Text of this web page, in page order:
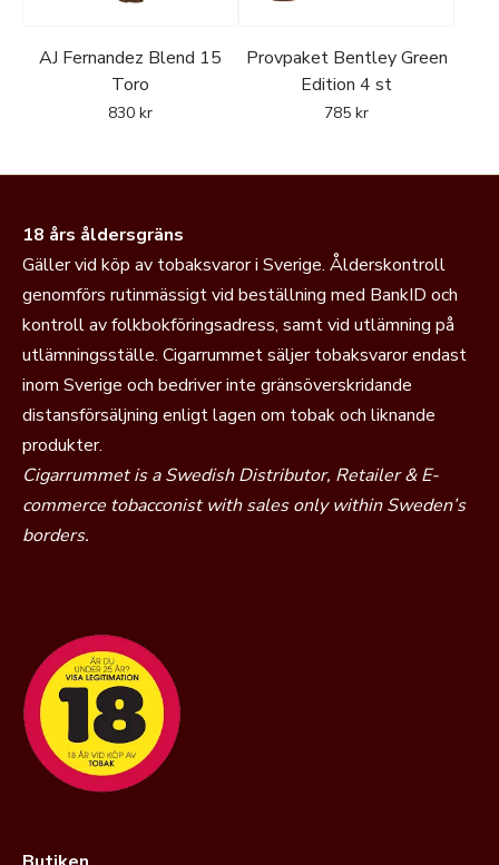
AJ Fernandez Blend 15
Toro
830 kr
Provpaket Bentley Green
Edition 4 st
785 kr
18 års åldersgräns
Gäller vid köp av tobaksvaror i Sverige. Ålderskontroll
genomförs rutinmässigt vid beställning med BankID och
kontroll av folkbokföringsadress, samt vid utlämning på
utlämningsställe. Cigarrummet säljer tobaksvaror endast
inom Sverige och bedriver inte gränsöverskridande
distansförsäljning enligt lagen om tobak och liknande
produkter.
Cigarrummet is a Swedish Distributor, Retailer & E-
commerce tobacconist with sales only within Sweden’s
borders.